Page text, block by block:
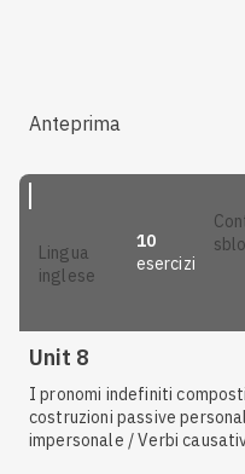
Anteprima
lingua
inglese
10
esercizi
contenuto riservato: accedi per
Unit 8
I pronomi indefiniti
costruzioni passive
impersonale / Verbi